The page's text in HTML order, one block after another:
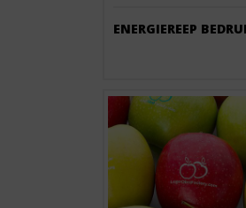
ENERGIEREEP